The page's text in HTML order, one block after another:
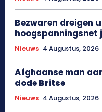
Bezwaren dreigen
hoogspanningsnet
Nieuws 4 Augustus, 2026
Afghaanse man
dode Britse
Nieuws 4 Augustus, 2026